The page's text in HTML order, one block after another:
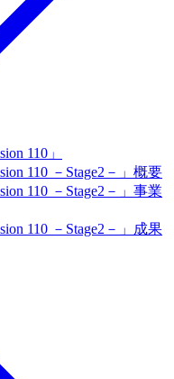
110」
110 －Stage2－」概要
110 －Stage2－」事業
110 －Stage2－」成果